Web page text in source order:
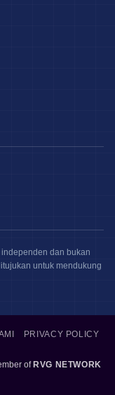
dan bukan
untuk mendukung
PRIVACY POLICY
of RVG NETWORK